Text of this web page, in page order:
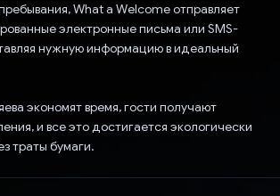
What a Welcome отправляет
электронные письма или SMS-
нужную информацию в идеальный
экономят время, гости получают
и все это достигается экологически
траты бумаги.